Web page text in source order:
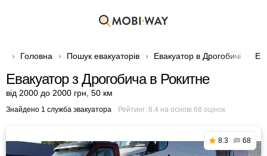
Головна Пошук евакуаторів Евакуатор в Дрогобичі
Евакуатор з Дрогобича в Рокитне
від 2000 до 2000 грн 50 км
Знайдено 1 служба эвакуатора Рейтинг: 8.4на основі 68 оцінок
8.3 68